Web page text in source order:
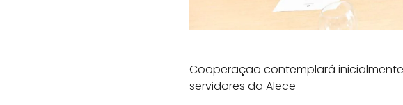
Cooperação contemplará
servidores da Alece